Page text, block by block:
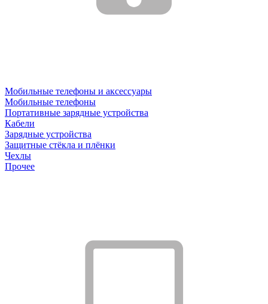
Мобильные телефоны и аксессуары
Мобильные телефоны
Портативные зарядные устройства
Кабели
Зарядные устройства
Защитные стёкла и плёнки
Чехлы
Прочее